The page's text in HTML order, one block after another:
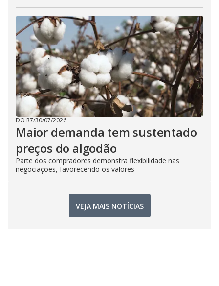
DO R7/30/07/2026
Maior demanda tem sustentado
preços do algodão
Parte dos compradores demonstra flexibilidade nas
negociações, favorecendo os valores
VEJA MAIS NOTÍCIAS